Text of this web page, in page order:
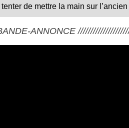
tenter de mettre la main sur
ANNONCE